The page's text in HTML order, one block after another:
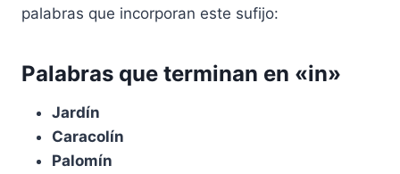
palabras que incorporan este sufijo:
Palabras que terminan en «in»
Jardín
Caracolín
Palomín